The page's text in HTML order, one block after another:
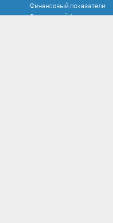
Финансовый показатели
Социальный фонд